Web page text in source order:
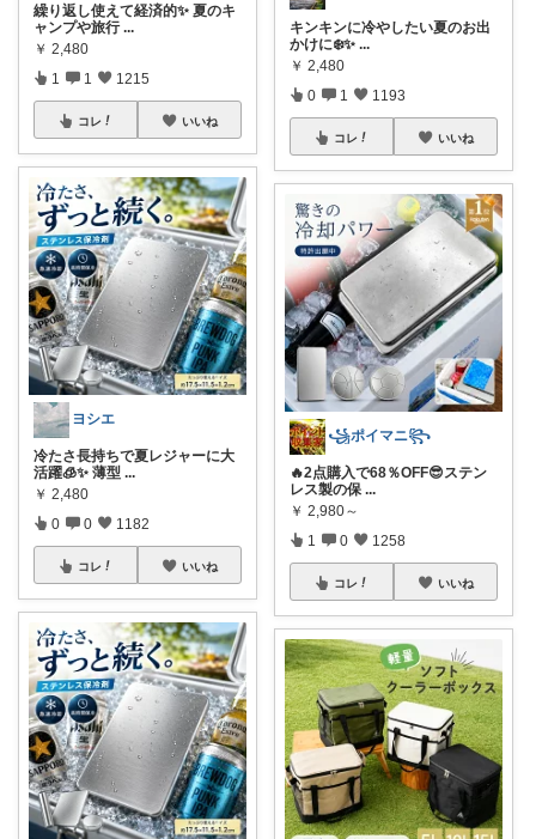
繰り返し使えて経済的✨ 夏のキ
ャンプや旅行 ...
￥ 2,480
1 1 1215
コレ いいね
ヨシエ
冷たさ長持ちで夏レジャーに大
活躍🧊✨ 薄型 ...
￥ 2,480
0 0 1182
コレ いいね
キンキンに冷やしたい夏のお出
かけに❄️✨ ...
￥ 2,480
0 1 1193
コレ いいね
꧁ポイマニ꧂
🔥2点購入で68％OFF😎ステン
レス製の保 ...
￥ 2,980～
1 0 1258
コレ いいね